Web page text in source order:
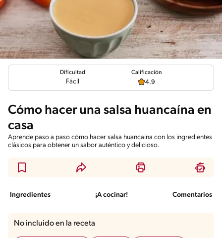
Dificultad
Fácil
Calificación
4.9
Cómo hacer una salsa huancaína en
casa
Aprende paso a paso cómo hacer salsa huancaina con los ingredientes
clásicos para obtener un sabor auténtico y delicioso.
Ingredientes ¡A cocinar! Comentarios
No incluido en la receta